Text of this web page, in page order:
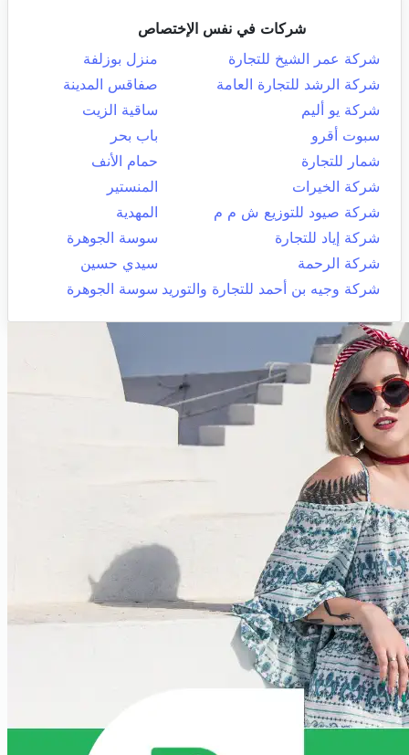
شركات في نفس الإختصاص
شركة عمر الشيخ للتجارة
منزل بوزلفة
شركة الرشد للتجارة العامة
صفاقس المدينة
شركة يو أليم
ساقية الزيت
سبوت أقرو
باب بحر
شمار للتجارة
حمام الأنف
شركة الخيرات
المنستير
شركة صيود للتوزيع ش م م
المهدية
شركة إياد للتجارة
سوسة الجوهرة
شركة الرحمة
سيدي حسين
شركة وجيه بن أحمد للتجارة والتوريد سوسة الجوهرة